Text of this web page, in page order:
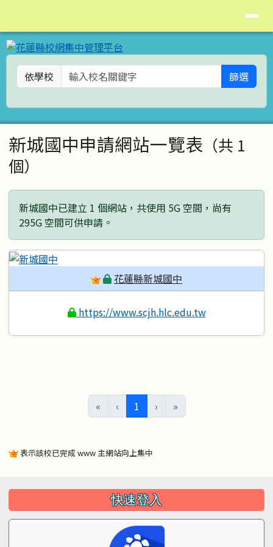
依學校 篩選
主內容區域
新城國中申請網站一覽表 （共 1
個）
新城國中已建立 1 個網站，共使用 5G 空間，尚有
295G 空間可供申請。
花蓮縣新城國中
https://www.scjh.hlc.edu.tw
« ‹ 1 (目前頁次)
› »
表示該校已完成 www 主網站向上集中
左邊區域內容 快速登入
頁尾區域